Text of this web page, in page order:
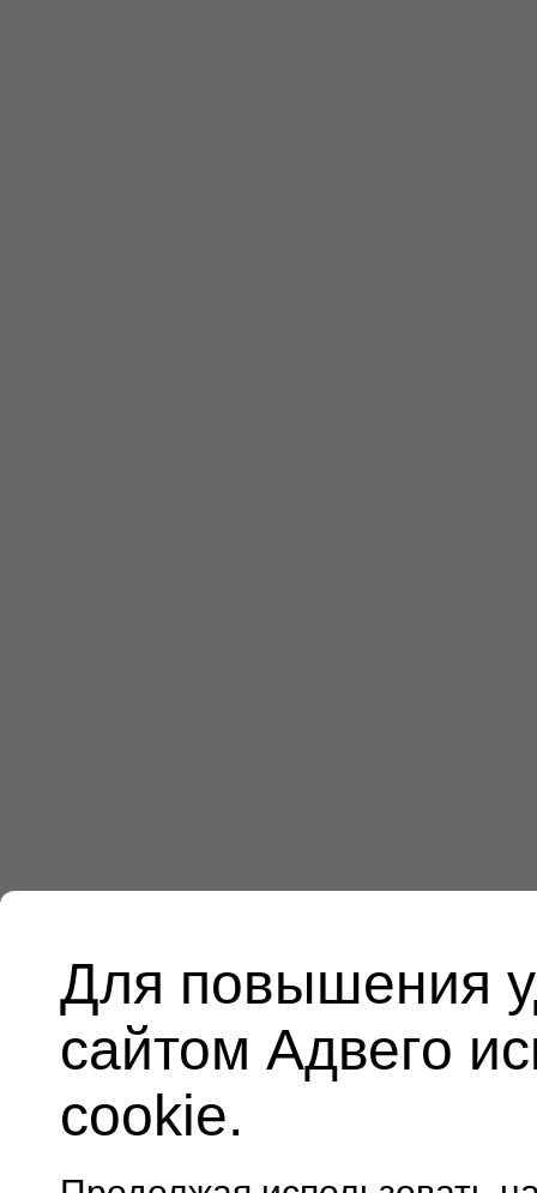
Для повышения
сайтом Адвего
cookie.